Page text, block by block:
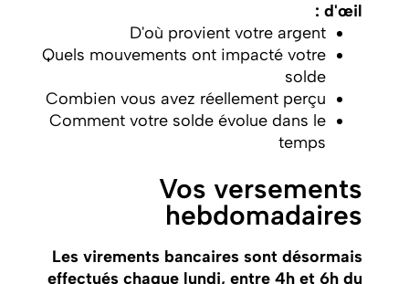
d'œil :
D'où provient votre argent
Quels mouvements ont impacté votre
solde
Combien vous avez réellement perçu
Comment votre solde évolue dans le
temps
Vos versements
hebdomadaires
Les virements bancaires sont désormais
effectués chaque lundi, entre 4h et 6h du